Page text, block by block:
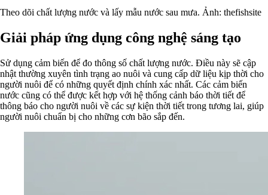
Theo dõi chất lượng nước và lấy mẫu nước sau mưa. Ảnh: thefishsite
Giải pháp ứng dụng công nghệ sáng tạo
Sử dụng cảm biến để đo thông số chất lượng nước. Điều này sẽ cập
nhật thường xuyên tình trạng ao nuôi và cung cấp dữ liệu kịp thời cho
người nuôi để có những quyết định chính xác nhất. Các cảm biến
nước cũng có thể được kết hợp với hệ thống cảnh báo thời tiết để
thông báo cho người nuôi về các sự kiện thời tiết trong tương lai, giúp
người nuôi chuẩn bị cho những cơn bão sắp đến.